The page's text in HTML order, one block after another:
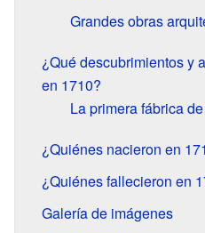
Grandes obras
¿Qué descubrimientos y
en 1710?
La primera fábrica
¿Quiénes nacieron en
¿Quiénes fallecieron en
Galería de imágenes